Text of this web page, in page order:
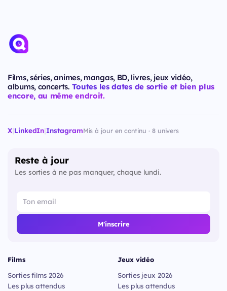
Films, séries, animes, mangas, BD, livres, jeux vidéo,
albums, concerts. Toutes les dates de sortie et bien plus
encore, au même endroit.
X|LinkedIn|InstagramMis à jour en continu · 8 univers
Reste à jour
Les sorties à ne pas manquer, chaque lundi.
M'inscrire
Films
Sorties films 2026
Les plus attendus
Jeux vidéo
Sorties jeux 2026
Les plus attendus